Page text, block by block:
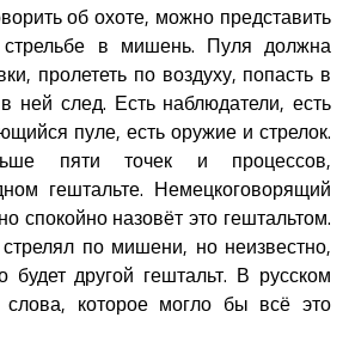
об охоте, можно представить
в мишень. Пуля должна
пролететь по воздуху, попасть в
ней след. Есть наблюдатели, есть
пуле, есть оружие и стрелок.
пяти точек и процессов,
гештальте. Немецкоговорящий
спокойно назовёт это гештальтом.
по мишени, но неизвестно,
будет другой гештальт. В русском
слова, которое могло бы всё это